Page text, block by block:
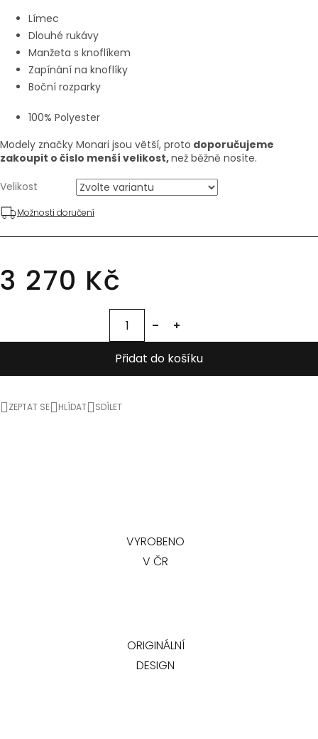
3 270 Kč
Velikost
Možnosti doručení
Přidat do košíku
Límec
Dlouhé rukávy
Manžeta s knoflíkem
Zapínání na knoflíky
Boční rozparky
100% Polyester
Modely značky Monari jsou větší, proto doporučujeme
zakoupit o číslo menší velikost,než běžně nosíte.
ZEPTAT SE HLÍDAT SDÍLET
VYROBENO
V ČR
ORIGINÁLNÍ
DESIGN